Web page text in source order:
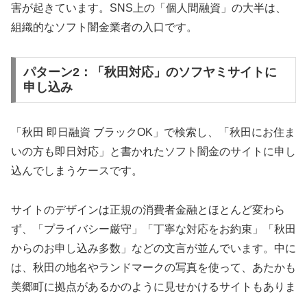
害が起きています。SNS上の「個人間融資」の大半は、
組織的なソフト闇金業者の入口です。
パターン2：「秋田対応」のソフヤミサイトに
申し込み
「秋田 即日融資 ブラックOK」で検索し、「秋田にお住ま
いの方も即日対応」と書かれたソフト闇金のサイトに申し
込んでしまうケースです。
サイトのデザインは正規の消費者金融とほとんど変わら
ず、「プライバシー厳守」「丁寧な対応をお約束」「秋田
からのお申し込み多数」などの文言が並んでいます。中に
は、秋田の地名やランドマークの写真を使って、あたかも
美郷町に拠点があるかのように見せかけるサイトもありま